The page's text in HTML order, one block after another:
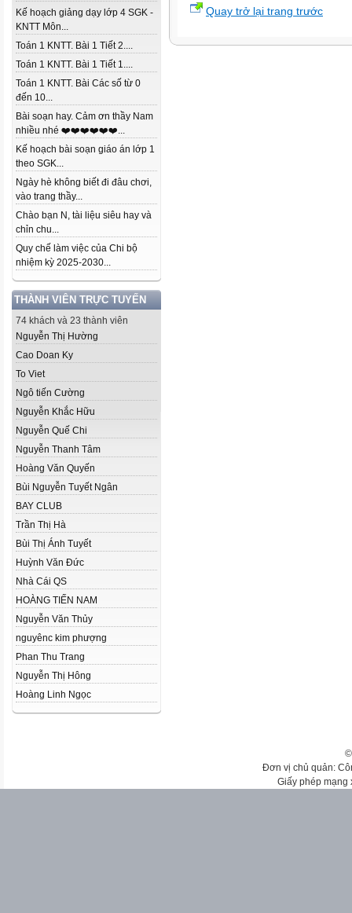
Kế hoạch giảng dạy lớp 4 SGK -
KNTT Môn...
Toán 1 KNTT. Bài 1 Tiết 2....
Toán 1 KNTT. Bài 1 Tiết 1....
Toán 1 KNTT. Bài Các số từ 0
đến 10...
Bài soạn hay. Cảm ơn thầy Nam
nhiều nhé ❤️❤️❤️❤️❤️❤️...
Kế hoạch bài soạn giáo án lớp 1
theo SGK...
Ngày hè không biết đi đâu chơi,
vào trang thầy...
Chào bạn N, tài liệu siêu hay và
chỉn chu...
Quy chế làm việc của Chi bộ
nhiệm kỳ 2025-2030...
THÀNH VIÊN TRỰC TUYẾN
74 khách và 23 thành viên
Nguyễn Thị Hường
Cao Doan Ky
To Viet
Ngô tiến Cường
Nguyễn Khắc Hữu
Nguyễn Quế Chi
Nguyễn Thanh Tâm
Hoàng Văn Quyến
Bùi Nguyễn Tuyết Ngân
BAY CLUB
Trần Thị Hà
Bùi Thị Ánh Tuyết
Huỳnh Văn Đức
Nhà Cái QS
HOÀNG TIẾN NAM
Nguyễn Văn Thủy
nguyênc kim phượng
Phan Thu Trang
Nguyễn Thị Hông
Hoàng Linh Ngọc
Quay trở lại trang trước
Đơn vị chủ quản:
Giấy phép mạng